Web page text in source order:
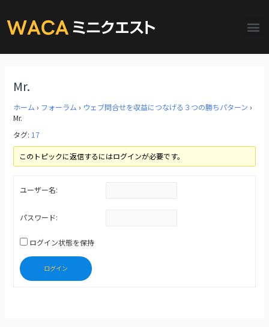
Mr.
ホーム › フォーラム › ウェブ問合せを収益につなげる３つの勝ちパターン ›
Mr.
タグ: 17
このトピックに返信するにはログインが必要です。
ユーザー名:
パスワード:
ログイン状態を保持
ログイン